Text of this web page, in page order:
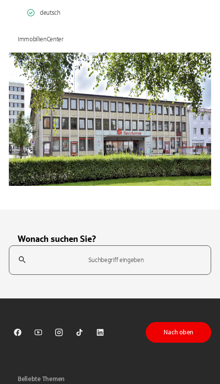
deutsch
ImmobilienCenter
Wonach suchen Sie?
Suchfeld
Sparkasse auf Facebook
Sparkasse auf Youtube
Sparkasse auf Instagram
Sparkasse auf TikTok
Sparkasse auf LinkedIn
Nach oben
Beliebte Themen